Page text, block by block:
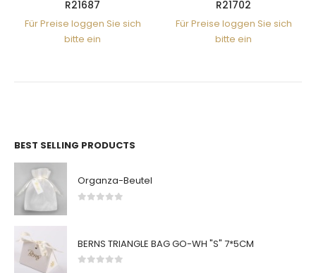
sich
Für Preise loggen Sie sich
Für Preise loggen
BEST SELLING PRODUCTS
Organza-Beutel
BERNS TRIANGLE BAG GO-WH "S" 7*5CM